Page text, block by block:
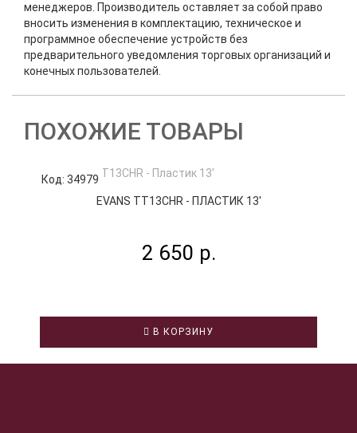
менеджеров. Производитель оставляет за собой право
вносить изменения в комплектацию, техническое и
программное обеспечение устройств без
предварительного уведомления торговых организаций и
конечных пользователей.
ПОХОЖИЕ ТОВАРЫ
Код: 34979
EVANS TT13CHR - ПЛАСТИК 13'
2 650 р.
В КОРЗИНУ